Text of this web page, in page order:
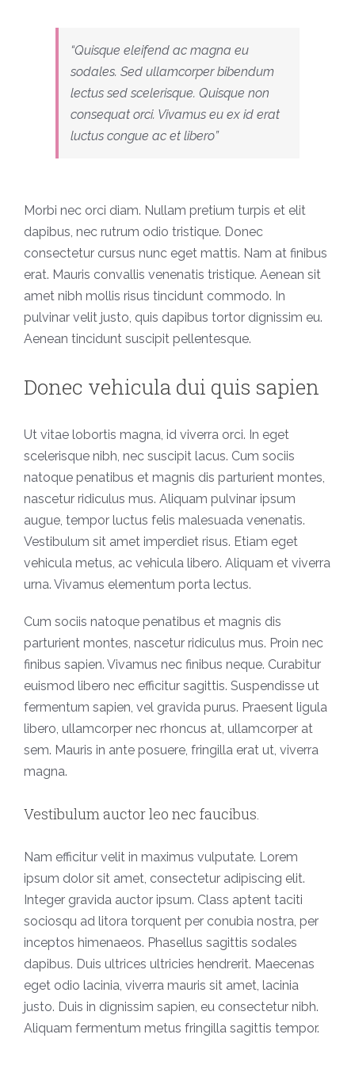
“Quisque eleifend ac magna eu
sodales. Sed ullamcorper bibendum
lectus sed scelerisque. Quisque non
consequat orci. Vivamus eu ex id erat
luctus congue ac et libero”
Morbi nec orci diam. Nullam pretium turpis et elit
dapibus, nec rutrum odio tristique. Donec
consectetur cursus nunc eget mattis. Nam at finibus
erat. Mauris convallis venenatis tristique. Aenean sit
amet nibh mollis risus tincidunt commodo. In
pulvinar velit justo, quis dapibus tortor dignissim eu.
Aenean tincidunt suscipit pellentesque.
Donec vehicula dui quis sapien
Ut vitae lobortis magna, id viverra orci. In eget
scelerisque nibh, nec suscipit lacus. Cum sociis
natoque penatibus et magnis dis parturient montes,
nascetur ridiculus mus. Aliquam pulvinar ipsum
augue, tempor luctus felis malesuada venenatis.
Vestibulum sit amet imperdiet risus. Etiam eget
vehicula metus, ac vehicula libero. Aliquam et viverra
urna. Vivamus elementum porta lectus.
Cum sociis natoque penatibus et magnis dis
parturient montes, nascetur ridiculus mus. Proin nec
finibus sapien. Vivamus nec finibus neque. Curabitur
euismod libero nec efficitur sagittis. Suspendisse ut
fermentum sapien, vel gravida purus. Praesent ligula
libero, ullamcorper nec rhoncus at, ullamcorper at
sem. Mauris in ante posuere, fringilla erat ut, viverra
magna.
Vestibulum auctor leo nec faucibus.
Nam efficitur velit in maximus vulputate. Lorem
ipsum dolor sit amet, consectetur adipiscing elit.
Integer gravida auctor ipsum. Class aptent taciti
sociosqu ad litora torquent per conubia nostra, per
inceptos himenaeos. Phasellus sagittis sodales
dapibus. Duis ultrices ultricies hendrerit. Maecenas
eget odio lacinia, viverra mauris sit amet, lacinia
justo. Duis in dignissim sapien, eu consectetur nibh.
Aliquam fermentum metus fringilla sagittis tempor.